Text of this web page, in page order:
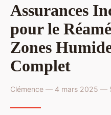
Assurances
pour le
Zones
Complet
Clémence — 4 mars 2025 —